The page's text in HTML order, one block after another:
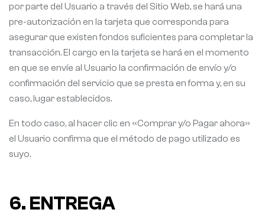
por parte del Usuario a través del Sitio Web, se hará una
pre-autorización en la tarjeta que corresponda para
asegurar que existen fondos suficientes para completar la
transacción. El cargo en la tarjeta se hará en el momento
en que se envíe al Usuario la confirmación de envío y/o
confirmación del servicio que se presta en forma y, en su
caso, lugar establecidos.
En todo caso, al hacer clic en «Comprar y/o Pagar ahora»
el Usuario confirma que el método de pago utilizado es
suyo.
6. ENTREGA